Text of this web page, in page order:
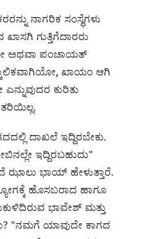
ನಾಗರಿಕ ಸಂಸ್ಥೆಗಳು
ಗುತ್ತಿಗೆದಾರರು
ಅಥವಾ ಪಂಚಾಯತ್‌
ಖಾಯಂ ಆಗಿ
ಕುರಿತು
ದಾಖಲೆ ಇದ್ದಿರಬೇಕು.
ಇದ್ದಿರಬಹುದು"
ಝಾಲು ಭಾಯ್ ಹೇಳುತ್ತಾರೆ.
ಹೊಸಬರಾದ ಹಾಗೂ
ಭಾವೇಶ್ ಮತ್ತು
"ನಮಗೆ ಯಾವುದೇ ಕಾಗದ